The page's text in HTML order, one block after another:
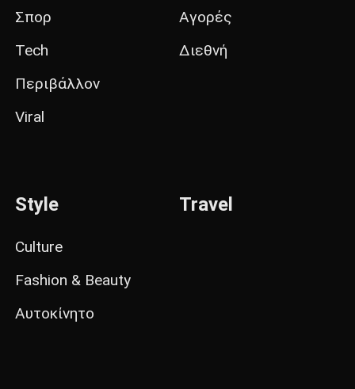
Σπορ
Tech
Περιβάλλον
Viral
Αγορές
Διεθνή
Style
Culture
Fashion & Beauty
Αυτοκίνητο
Travel